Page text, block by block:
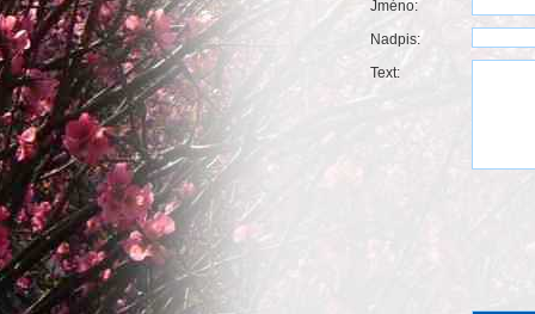
Jméno:
Nadpis:
Text: